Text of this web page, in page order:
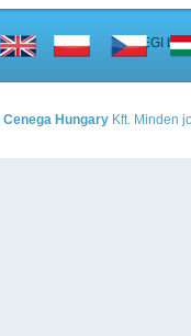
A PEGI
Cenega Hungary Kft. Minden